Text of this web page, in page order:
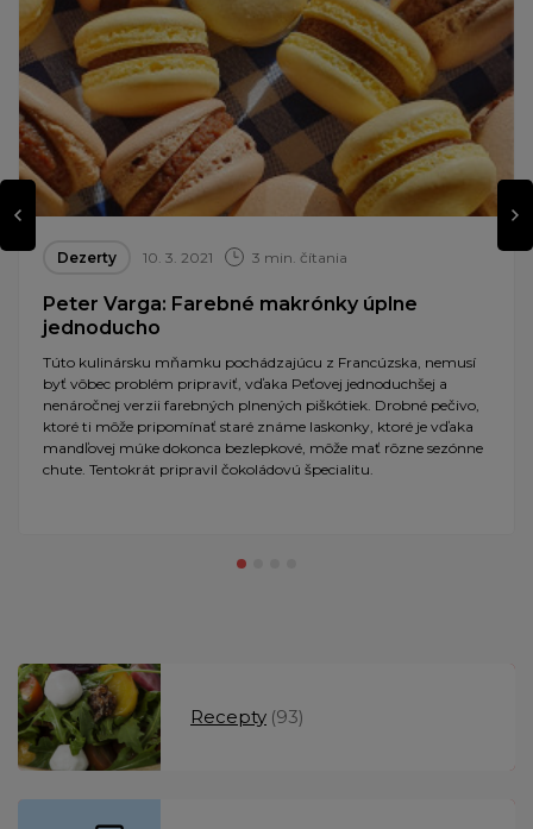
Dezerty 10. 3. 2021 3 min. čítania
Peter Varga: Farebné makrónky úplne
jednoducho
Túto kulinársku mňamku pochádzajúcu z Francúzska, nemusí
byť vôbec problém pripraviť, vďaka Peťovej jednoduchšej a
nenáročnej verzii farebných plnených piškótiek. Drobné pečivo,
ktoré ti môže pripomínať staré známe laskonky, ktoré je vďaka
mandľovej múke dokonca bezlepkové, môže mať rôzne sezónne
chute. Tentokrát pripravil čokoládovú špecialitu.
Recepty (93)